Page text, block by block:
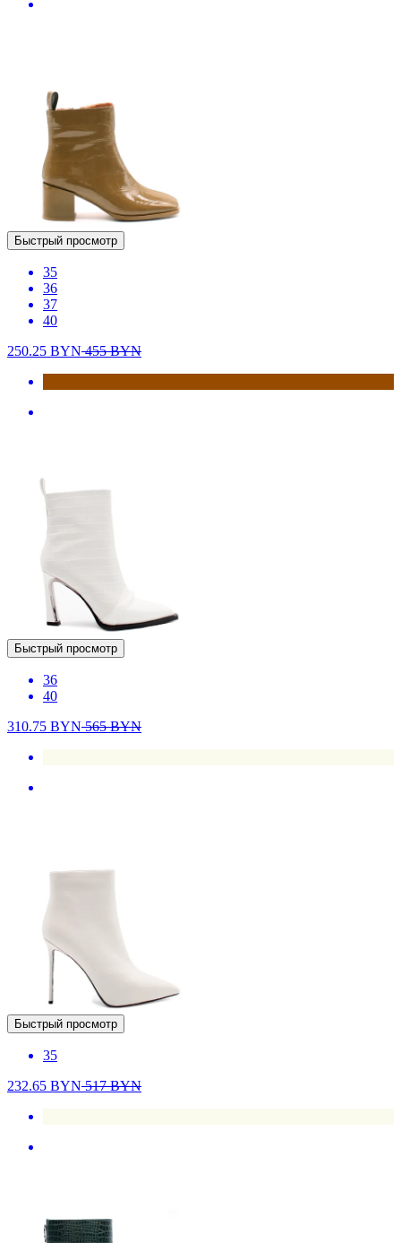
Быстрый просмотр
35
36
37
40
250.25 BYN455BYN
Быстрый просмотр
36
40
310.75 BYN565BYN
Быстрый просмотр
35
232.65 BYN517BYN